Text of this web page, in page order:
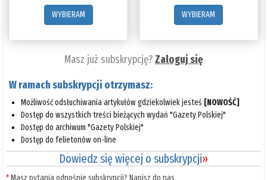
WYBIERAM
WYBIERAM
Masz już subskrypcję?Zaloguj się
W ramach subskrypcji otrzymasz:
Możliwość odsłuchiwania artykułów gdziekolwiek jesteś [NOWOŚĆ]
Dostęp do wszystkich treści bieżących wydań "Gazety Polskiej"
Dostęp do archiwum "Gazety Polskiej"
Dostęp do felietonów on-line
Dowiedz się więcej o subskrypcji»
*Masz pytania odnośnie subskrypcji? Napisz do nas